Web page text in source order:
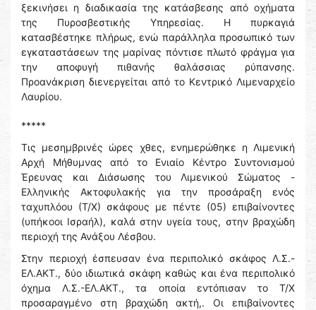
ξεκινήσει η διαδικασία της κατάσβεσης από οχήματα
της Πυροσβεστικής Υπηρεσίας. Η πυρκαγιά
κατασβέστηκε πλήρως, ενώ παράλληλα προσωπικό των
εγκαταστάσεων της μαρίνας πόντισε πλωτό φράγμα για
την αποφυγή πιθανής θαλάσσιας ρύπανσης.
Προανάκριση διενεργείται από το Κεντρικό Λιμεναρχείο
Λαυρίου.
*****
Τις μεσημβρινές ώρες χθες, ενημερώθηκε η Λιμενική
Αρχή Μήθυμνας από το Ενιαίο Κέντρο Συντονισμού
Έρευνας και Διάσωσης του Λιμενικού Σώματος -
Ελληνικής Ακτοφυλακής για την προσάραξη ενός
ταχυπλόου (Τ/Χ) σκάφους με πέντε (05) επιβαίνοντες
(υπήκοοι Ισραήλ), καλά στην υγεία τους, στην βραχώδη
περιοχή της Ανάξου Λέσβου.
Στην περιοχή έσπευσαν ένα περιπολικό σκάφος Λ.Σ.-
ΕΛ.ΑΚΤ., δύο ιδιωτικά σκάφη καθώς και ένα περιπολικό
όχημα Λ.Σ.-ΕΛ.ΑΚΤ., τα οποία εντόπισαν το Τ/Χ
προσαραγμένο στη βραχώδη ακτή,. Οι επιβαίνοντες